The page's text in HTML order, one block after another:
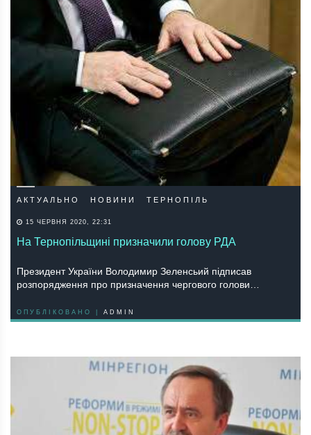
АКТУАЛЬНО НОВИНИ ТЕРНОПІЛЬ
15 ЧЕРВНЯ 2020, 22:31
На Тернопільщині призначили голову РДА
Президент України Володимир Зеленсьий підписав
розпорядження про призначення чергового голови…
ОПУБЛІКОВАНО | ADMIN